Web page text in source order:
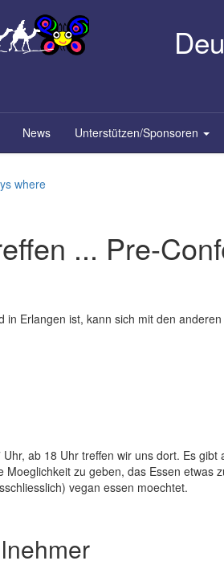
News Unterstützen/Sponsoren
where
... Pre-
in Erlangen ist, kann sich mit den
ab 18 Uhr treffen wir uns dort. Es gibt
Moeglichkeit zu geben, das Essen etwas
vegan essen moechtet.